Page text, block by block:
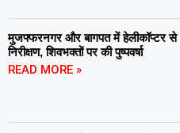
मुजफ्फरनगर और बागपत में हेलीकॉप्टर से
निरीक्षण, शिवभक्तों पर की पुष्पवर्षा
READ MORE »